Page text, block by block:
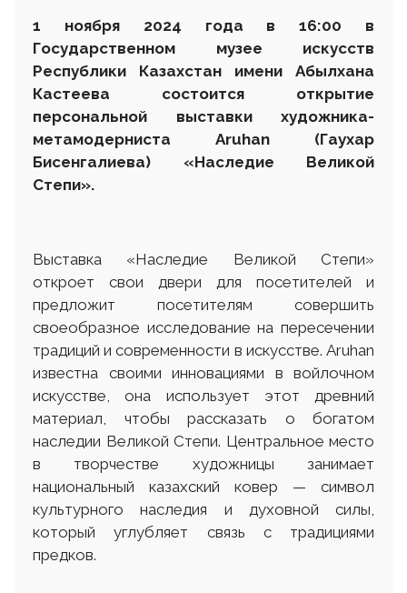
1 ноября 2024 года в 16:00 в
Государственном музее искусств
Республики Казахстан имени Абылхана
Кастеева состоится открытие
персональной выставки художника-
метамодерниста Aruhan (Гаухар
Бисенгалиева) «Наследие Великой
Степи».
Выставка «Наследие Великой Степи»
откроет свои двери для посетителей и
предложит посетителям совершить
своеобразное исследование на пересечении
традиций и современности в искусстве. Aruhan
известна своими инновациями в войлочном
искусстве, она использует этот древний
материал, чтобы рассказать о богатом
наследии Великой Степи. Центральное место
в творчестве художницы занимает
национальный казахский ковер — символ
культурного наследия и духовной силы,
который углубляет связь с традициями
предков.